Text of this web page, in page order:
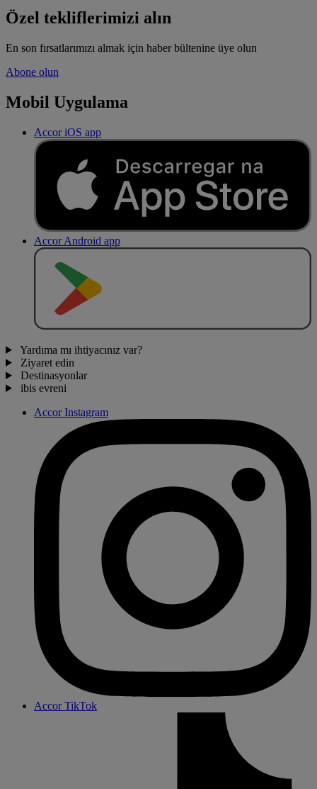
Özel tekliflerimizi alın
En son fırsatlarımızı almak için haber bültenine üye olun
Abone olun
Mobil Uygulama
Accor iOS app
Accor Android app
Yardıma mı ihtiyacınız var?
Ziyaret edin
Destinasyonlar
ibis evreni
Accor Instagram
Accor TikTok